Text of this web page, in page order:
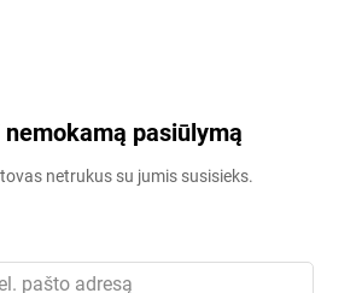
nemokamą pasiūlymą
netrukus su jumis susisieks.